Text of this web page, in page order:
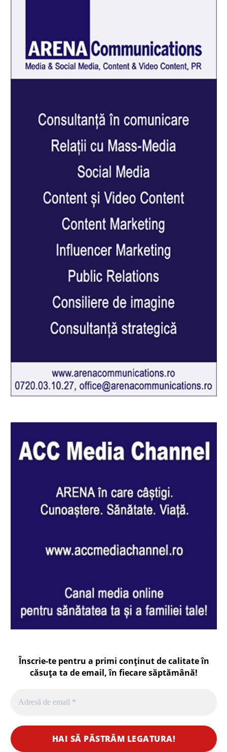
Înscrie-te pentru a primi conținut de calitate în
căsuța ta de email, în fiecaresăptămână!